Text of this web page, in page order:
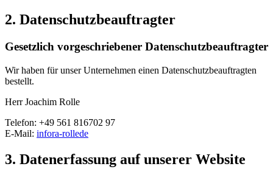
2. Datenschutzbeauftragter
Gesetzlich vorgeschriebener Datenschutzbeauftragter
Wir haben für unser Unternehmen einen Datenschutzbeauftragten
bestellt.
Herr Joachim Rolle
Telefon: +49 561 816702 97
E-Mail: infora-rollede
3. Datenerfassung auf unserer Website